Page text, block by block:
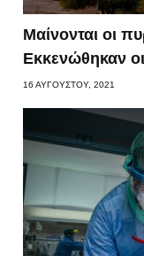
Μαίνονται οι
Εκκενώθηκαν
16 ΑΥΓΟΎΣΤΟΥ, 2021